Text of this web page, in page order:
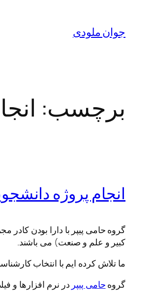
جوان ملودی
برچسب:
انجام پروژه
گروه حامی پیپر با دارا بودن کادر
کبیر و علم و صنعت) می باشند.
ما تلاش کرده ایم با انتخاب
گروه حامی پیپر در نرم افزارها و